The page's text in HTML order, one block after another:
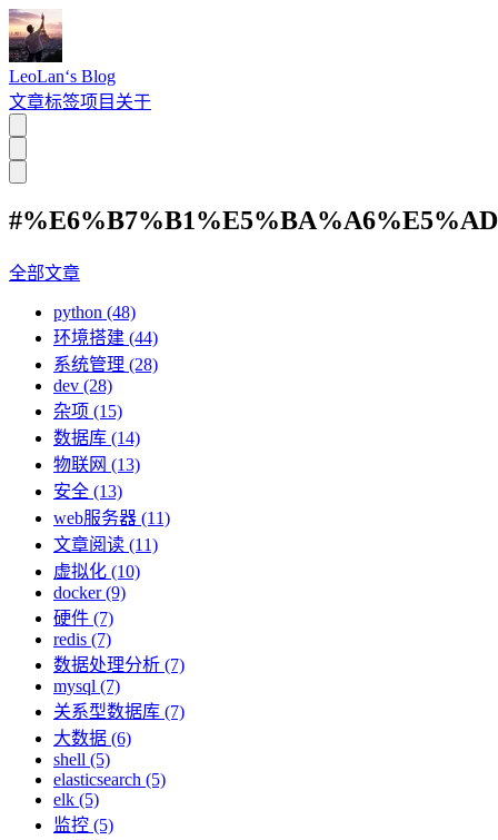
LeoLan‘s Blog
文章标签项目 关于
全部文章
python (48)
环境搭建 (44)
系统管理 (28)
dev (28)
杂项 (15)
数据库 (14)
物联网 (13)
安全 (13)
web服务器 (11)
文章阅读 (11)
虚拟化 (10)
docker (9)
硬件 (7)
redis (7)
数据处理分析 (7)
mysql (7)
关系型数据库 (7)
大数据 (6)
shell (5)
elasticsearch (5)
elk (5)
监控 (5)